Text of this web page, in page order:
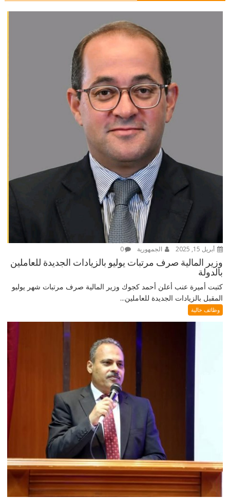
أبريل 15, 2025 الجمهورية 0
وزير المالية صرف مرتبات يوليو بالزيادات الجديدة للعاملين
بالدولة
كتبت أميرة عنب أعلن أحمد كجوك وزير المالية صرف مرتبات شهر يوليو
المقبل بالزيادات الجديدة للعاملين...
وظائف خالية